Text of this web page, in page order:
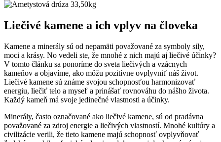
Liečivé kamene a ich vplyv na človeka
Kamene a minerály sú od nepamäti považované za symboly sily,
moci a krásy. No vedeli ste, že mnohé z nich majú aj liečivé účinky?
V tomto článku sa ponoríme do sveta liečivých a vzácnych
kameňov a objavíme, ako môžu pozitívne ovplyvniť náš život.
Liečivé kamene sú známe svojou schopnosťou harmonizovať
energiu, liečiť telo a myseľ a prinášať rovnováhu do nášho života.
Každý kameň má svoje jedinečné vlastnosti a účinky.
Minerály, často označované ako liečivé kamene, sú od pradávna
považované za zdroj energie a liečivých vlastností. Mnohé kultúry a
civilizácie verili, že tieto kamene majú schopnosť ovplyvňovať